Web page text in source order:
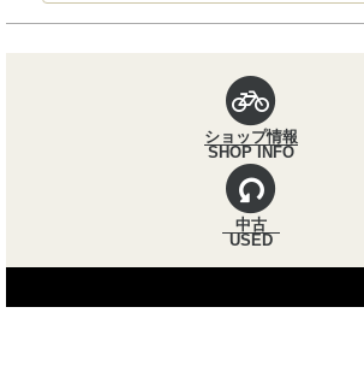
ショップ情報
SHOP INFO
中古
USED